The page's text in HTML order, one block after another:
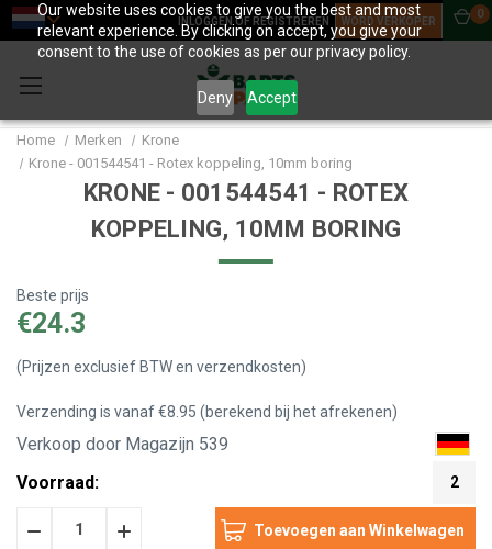
Our website uses cookies to give you the best and most
relevant experience. By clicking on accept, you give your
consent to the use of cookies as per our privacy policy.
Deny Accept
INLOGGEN OF REGISTREREN WORD VERKOPER
0
Home Merken
Krone
Krone - 001544541 - Rotex koppeling, 10mm boring
KRONE - 001544541 - ROTEX
KOPPELING, 10MM BORING
Beste prijs
€24.3
(Prijzen exclusief BTW en verzendkosten)
Verzending is vanaf €8.95 (berekend bij het afrekenen)
Verkoop door Magazijn 539
Voorraad:
2
HoeveelheidHoeveelheid